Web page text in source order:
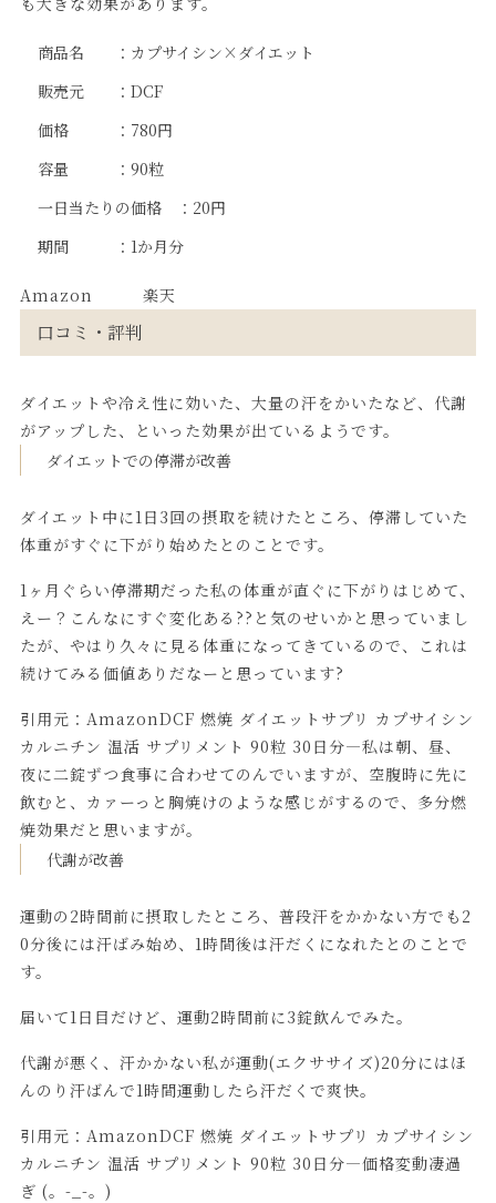
商品名 ：カプサイシン×ダイエット
販売元 ：DCF
価格 ：780円
容量 ：90粒
一日当たりの価格 ：20円
期間 ：1か月分
Amazon 楽天
口コミ・評判
ダイエットや冷え性に効いた、大量の汗をかいたなど、代謝
がアップした、といった効果が出ているようです。
ダイエットでの停滞が改善
ダイエット中に1日3回の摂取を続けたところ、停滞していた
体重がすぐに下がり始めたとのことです。
1ヶ月ぐらい停滞期だった私の体重が直ぐに下がりはじめて、
えー？こんなにすぐ変化ある??と気のせいかと思っていまし
たが、やはり久々に見る体重になってきているので、これは
続けてみる価値ありだなーと思っています?
引用元： AmazonDCF 燃焼 ダイエットサプリ カプサイシン
カルニチン 温活 サプリメント 90粒 30日分―私は朝、昼、
夜に二錠ずつ食事に合わせてのんでいますが、空腹時に先に
飲むと、カァーっと胸焼けのような感じがするので、多分燃
焼効果だと思いますが。
代謝が改善
運動の2時間前に摂取したところ、普段汗をかかない方でも2
0分後には汗ばみ始め、1時間後は汗だくになれたとのことで
す。
届いて1日目だけど、運動2時間前に3錠飲んでみた。
代謝が悪く、汗かかない私が運動(エクササイズ)20分にはほ
んのり汗ばんで1時間運動したら汗だくで爽快。
引用元： AmazonDCF 燃焼 ダイエットサプリ カプサイシン
カルニチン 温活 サプリメント 90粒 30日分―価格変動凄過
ぎ (。-_-。)